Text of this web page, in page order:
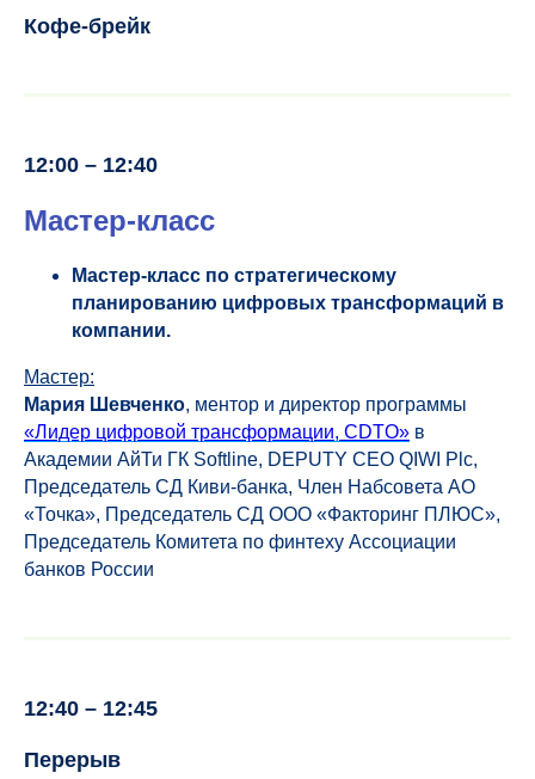
Кофе-брейк
12:00 – 12:40
Мастер-класс
Мастер-класс по стратегическому
планированию цифровых трансформаций в
компании.
Мастер:
Мария Шевченко, ментор и директор программы
«Лидер цифровой трансформации, CDTO» в
Академии АйТи ГК Softline, DEPUTY CEO QIWI Plc,
Председатель СД Киви-банка, Член Набсовета АО
«Точка», Председатель СД ООО «Факторинг ПЛЮС»,
Председатель Комитета по финтеху Ассоциации
банков России
12:40 – 12:45
Перерыв